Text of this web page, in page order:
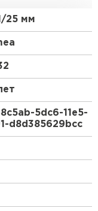
всегда
- это
стильное
из
в
25 мм
5dc6-11e5-
d8d385629bcc